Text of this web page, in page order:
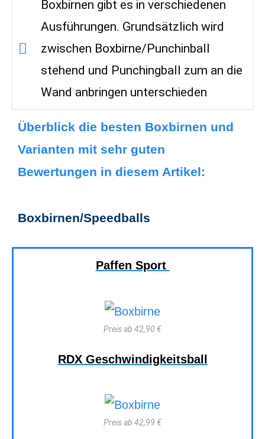
Boxbirnen gibt es in verschiedenen
Ausführungen. Grundsätzlich wird
zwischen Boxbirne/Punchinball
stehend und Punchingball zum an die
Wand anbringen unterschieden
Überblick die besten Boxbirnen und
Varianten mit sehr guten
Bewertungen in diesem Artikel:
Boxbirnen/Speedballs
Paffen Sport
Preis ab 42,90 €
RDX Geschwindigkeitsball
Preis ab 42,99 €